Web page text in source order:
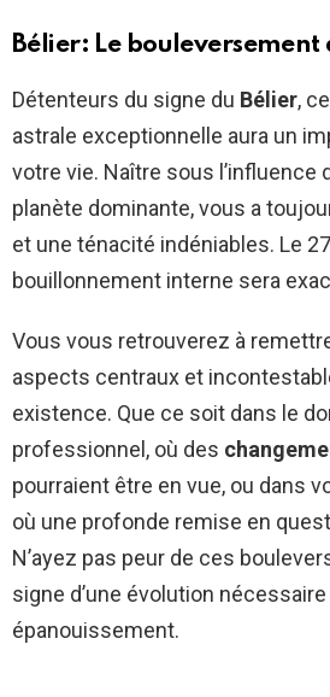
Bélier: Le bouleversement
Détenteurs du signe du Bélier,
astrale exceptionnelle aura un
votre vie. Naître sous l’influence
planète dominante, vous a
et une ténacité indéniables. Le
bouillonnement interne sera
Vous vous retrouverez à
aspects centraux et
existence. Que ce soit dans le
professionnel, où des
pourraient être en vue, ou dans
où une profonde remise en
N’ayez pas peur de ces
signe d’une évolution
épanouissement.